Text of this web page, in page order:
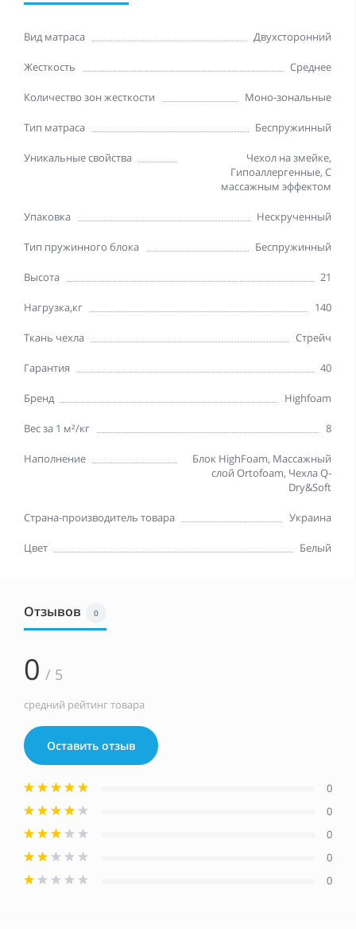
Вид матраса Двухсторонний
Жесткость Среднее
Количество зон жесткости Моно-зональные
Тип матраса Беспружинный
Уникальные свойства
Чехол на змейке,
Гипоаллергенные, С
массажным эффектом
Упаковка Нескрученный
Тип пружинного блока Беспружинный
Высота 21
Нагрузка,кг 140
Ткань чехла Стрейч
Гарантия 40
Бренд Highfoam
Вес за 1 м²/кг 8
Наполнение
Блок HighFoam, Массажный
слой Ortofoam, Чехла Q-
Dry&Soft
Страна-производитель товара Украина
Цвет Белый
Отзывов 0
0 / 5
средний рейтинг товара
Оставить отзыв
0
0
0
0
0